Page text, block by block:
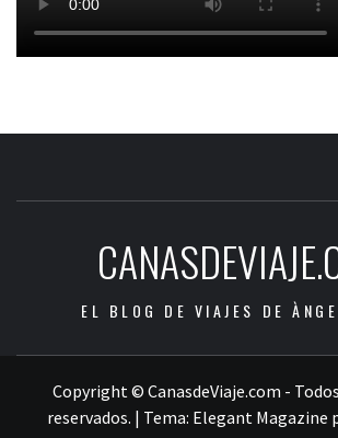
EL BLOG DE VIAJES DE
Copyright © CanasdeViaje.com -
reservados. | Tema: Elegant Magazine